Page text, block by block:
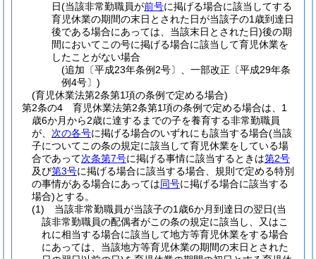
日(当該非常勤職員が前号に掲げる場合に該当してする
育児休業の期間の末日とされた日が当該子の1歳到達日
後である場合にあっては、当該末日とされた日)後の期
間においてこの号に掲げる場合に該当して育児休業を
したことがない場合
(追加〔平成23年条例2号〕、一部改正〔平成29年条
例4号〕)
(育児休業法第2条第1項の条例で定める場合)
第2条の4
育児休業法第2条第1項の条例で定める場合は、1
歳6か月から2歳に達するまでの子を養育する非常勤職員
が、 次の各号に掲げる場合のいずれにも該当する場合(当該
子についてこの条の規定に該当して育児休業をしている場
合であって次条第7号に掲げる事情に該当するときは第2号
及び第3号に掲げる場合に該当する場合、規則で定める特別
の事情がある場合にあっては同号に掲げる場合に該当する
場合)とする。
(1)
当該非常勤職員が当該子の1歳6か月到達日の翌日(当
該非常勤職員の配偶者がこの条の規定に該当し、又はこ
れに相当する場合に該当して地方等育児休業をする場合
にあっては、当該地方等育児休業の期間の末日とされた